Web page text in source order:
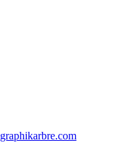
graphikarbre.com